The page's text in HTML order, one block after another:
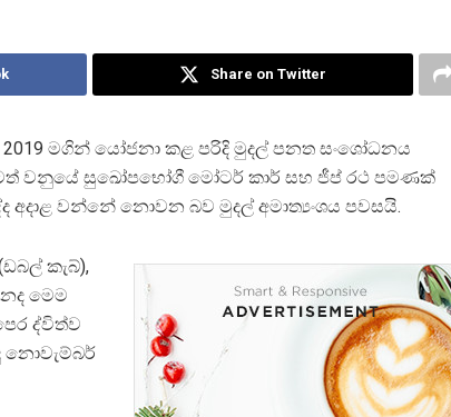
Share on Twitter
2019 මගින් යෝජනා කළ පරිදි මුදල් පනත සංශෝධනය
වනුයේ සුඛෝපභෝගී මෝටර් කාර් සහ ජීප් රථ පමණක්
අදාළ වන්නේ නොවන බව මුදල් අමාත්‍යංශය පවසයි.
කැබ්),
මෙම
ද්විත්ව
නොවැම්බර්